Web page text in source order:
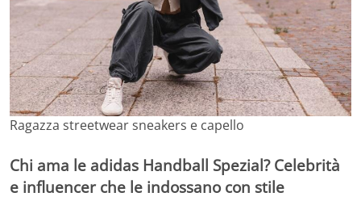
Ragazza streetwear sneakers e capello
Chi ama le adidas Handball Spezial? Celebrità
e influencer che le indossano con stile